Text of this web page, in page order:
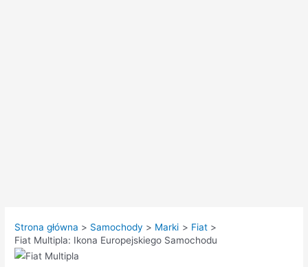
Strona główna Samochody Marki
Fiat
Fiat Multipla: Ikona Europejskiego Samochodu